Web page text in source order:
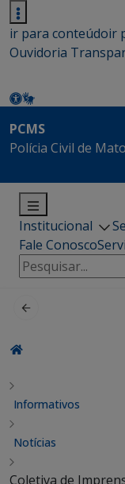
ir para conteúdoir
Ouvidoria
PCMS
Polícia Civil de
Institucional
Fale Conosco
Pesquisar
por:
Informativos
Notícias
Coletiva de